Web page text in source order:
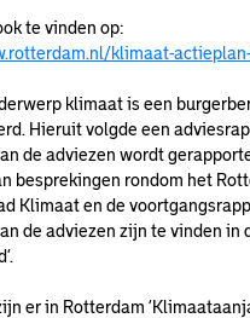
te vinden op:
klimaat-
klimaat is een
Hieruit volgde een
de adviezen wordt
besprekingen rondom het
Klimaat en de
de adviezen zijn te vinden in
er in Rotterdam